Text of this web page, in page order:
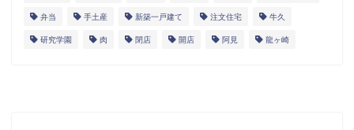
弁当 手土産 新築一戸建て 注文住宅 牛久
研究学園 肉 閉店 開店 阿見 龍ヶ崎